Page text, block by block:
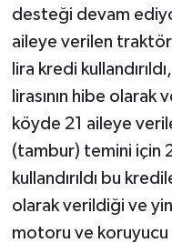
desteği devam
aileye verilen
lira kredi
lirasının hibe olarak
köyde 21 aileye
(tambur) temini için
kullandırıldı bu
olarak verildiği ve
motoru ve